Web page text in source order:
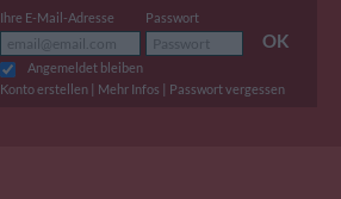
Ihre E-Mail-Adresse Passwort
OK
Angemeldet bleiben
Konto erstellen | Mehr Infos | Passwort vergessen